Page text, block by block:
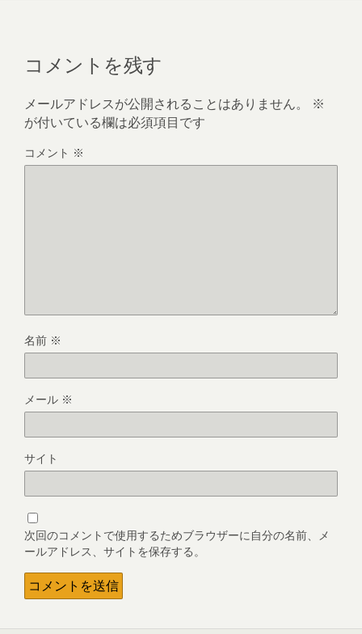
コメントを残す
メールアドレスが公開されることはありません。
※
が付いている欄は必須項目です
コメント ※
名前 ※
メール ※
サイト
次回のコメントで使用するためブラウザーに自分の名前、メ
ールアドレス、サイトを保存する。